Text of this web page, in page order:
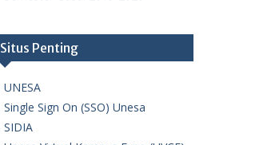
Situs Penting
UNESA
Single Sign On (SSO) Unesa
SIDIA